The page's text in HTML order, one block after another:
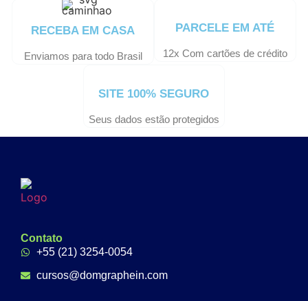
RECEBA EM CASA
Enviamos para todo Brasil
PARCELE EM ATÉ
12x Com cartões de crédito
SITE 100% SEGURO
Seus dados estão protegidos
Contato
+55 (21) 3254-0054
cursos@domgraphein.com